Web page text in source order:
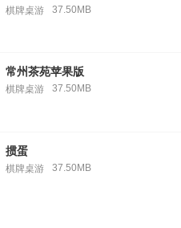
棋牌桌游 37.50MB
常州茶苑苹果版
棋牌桌游 37.50MB
掼蛋
棋牌桌游 37.50MB